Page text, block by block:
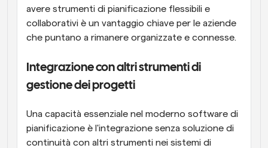
avere strumenti di pianificazione flessibili e
collaborativi è un vantaggio chiave per le aziende
che puntano a rimanere organizzate e connesse.
Integrazione con altri strumenti di
gestione dei progetti
Una capacità essenziale nel moderno software di
pianificazione è l'integrazione senza soluzione di
continuità con altri strumenti nei sistemi di